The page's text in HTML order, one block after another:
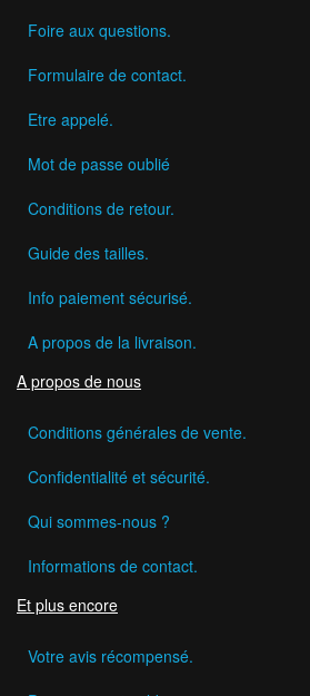
Foire aux questions.
Formulaire de contact.
Etre appelé.
Mot de passe oublié
Conditions de retour.
Guide des tailles.
Info paiement sécurisé.
A propos de la livraison.
A propos de nous
Conditions générales de vente.
Confidentialité et sécurité.
Qui sommes-nous ?
Informations de contact.
Et plus encore
Votre avis récompensé.